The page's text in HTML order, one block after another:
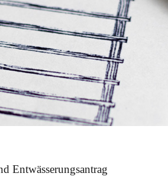
Entwässerungsantrag